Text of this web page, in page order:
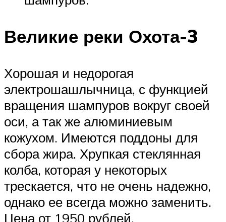
Великие реки Охота-3
Хорошая и недорогая
электрошашлычница, с функцией
вращения шампуров вокруг своей
оси, а так же алюминиевым
кожухом. Имеются поддоны для
сбора жира. Хрупкая стеклянная
колба, которая у некоторых
трескается, что не очень надежно,
однако ее всегда можно заменить.
Цена от 1950 рублей.